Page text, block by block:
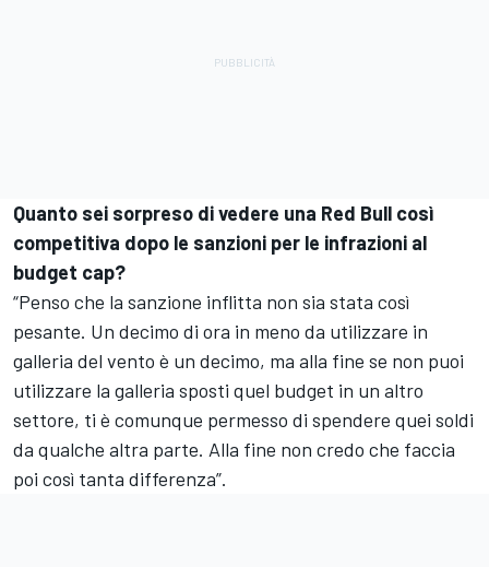
Quanto sei sorpreso di vedere una Red Bull così
competitiva dopo le sanzioni per le infrazioni al
budget cap?
“Penso che la sanzione inflitta non sia stata così
pesante. Un decimo di ora in meno da utilizzare in
galleria del vento è un decimo, ma alla fine se non puoi
utilizzare la galleria sposti quel budget in un altro
settore, ti è comunque permesso di spendere quei soldi
da qualche altra parte. Alla fine non credo che faccia
poi così tanta differenza”.